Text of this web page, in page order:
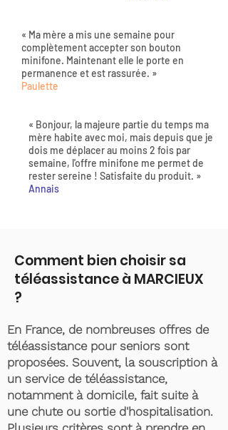
« Ma mère a mis une semaine pour
complètement accepter son bouton
minifone. Maintenant elle le porte en
permanence et est rassurée. »
Paulette
« Bonjour, la majeure partie du temps ma
mère habite avec moi, mais depuis que je
dois me déplacer au moins 2 fois par
semaine, l'offre minifone me permet de
rester sereine ! Satisfaite du produit. »
Annais
Comment bien choisir sa
téléassistance à MARCIEUX
?
En France, de nombreuses offres de
téléassistance pour seniors sont
proposées. Souvent, la souscription à
un service de téléassistance,
notamment à domicile, fait suite à
une chute ou sortie d'hospitalisation.